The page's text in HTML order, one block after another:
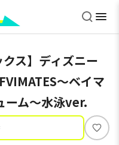
クス】ディズニー
～ベイマ
ーム～水泳ver.
い